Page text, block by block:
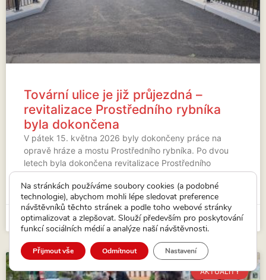
Tovární ulice je již průjezdná –
revitalizace Prostředního rybníka
byla dokončena
V pátek 15. května 2026 byly dokončeny práce na
opravě hráze a mostu Prostředního rybníka. Po dvou
letech byla dokončena revitalizace Prostředního
rybníka (byl vypuštěn od roku
VÍCE...
15. 5. 2026
AKTUALITY
Na stránkách používáme soubory cookies (a podobné
technologie), abychom mohli lépe sledovat preference
návštěvníků těchto stránek a podle toho webové stránky
optimalizovat a zlepšovat. Slouží především pro poskytování
funkcí sociálních médií a analýze naší návštěvnosti.
Přijmout vše Odmítnout Nastavení